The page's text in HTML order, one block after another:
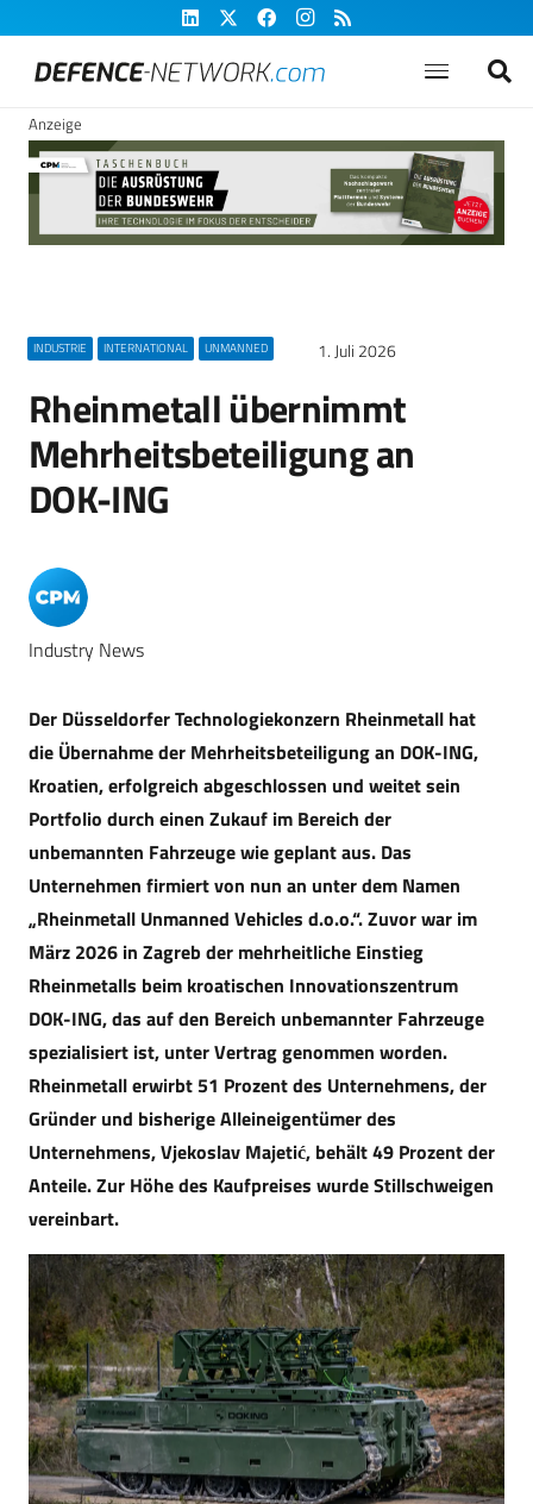
Anzeige
INDUSTRIE INTERNATIONAL UNMANNED 1. Juli 2026
Rheinmetall übernimmt
Mehrheitsbeteiligung an
DOK-ING
Industry News
Der Düsseldorfer Technologiekonzern Rheinmetall hat
die Übernahme der Mehrheitsbeteiligung an DOK-ING,
Kroatien, erfolgreich abgeschlossen und weitet sein
Portfolio durch einen Zukauf im Bereich der
unbemannten Fahrzeuge wie geplant aus. Das
Unternehmen firmiert von nun an unter dem Namen
„Rheinmetall Unmanned Vehicles d.o.o.“. Zuvor war im
März 2026 in Zagreb der mehrheitliche Einstieg
Rheinmetalls beim kroatischen Innovationszentrum
DOK-ING, das auf den Bereich unbemannter Fahrzeuge
spezialisiert ist, unter Vertrag genommen worden.
Rheinmetall erwirbt 51 Prozent des Unternehmens, der
Gründer und bisherige Alleineigentümer des
Unternehmens, Vjekoslav Majetić, behält 49 Prozent der
Anteile. Zur Höhe des Kaufpreises wurde Stillschweigen
vereinbart.